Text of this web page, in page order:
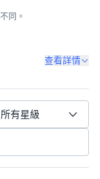
同。
查看詳情
所有星級